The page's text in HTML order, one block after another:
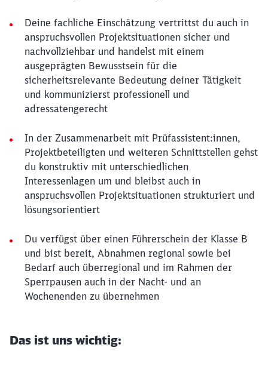
Deine fachliche Einschätzung vertrittst du auch in
anspruchsvollen Projektsituationen sicher und
nachvollziehbar und handelst mit einem
ausgeprägten Bewusstsein für die
sicherheitsrelevante Bedeutung deiner Tätigkeit
und kommunizierst professionell und
adressatengerecht
In der Zusammenarbeit mit Prüfassistent:innen,
Projektbeteiligten und weiteren Schnittstellen gehst
du konstruktiv mit unterschiedlichen
Interessenlagen um und bleibst auch in
anspruchsvollen Projektsituationen strukturiert und
lösungsorientiert
Du verfügst über einen Führerschein der Klasse B
und bist bereit, Abnahmen regional sowie bei
Bedarf auch überregional und im Rahmen der
Sperrpausen auch in der Nacht- und an
Wochenenden zu übernehmen
Das ist uns wichtig: